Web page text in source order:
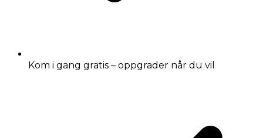
Kom i gang gratis – oppgrader når du vil